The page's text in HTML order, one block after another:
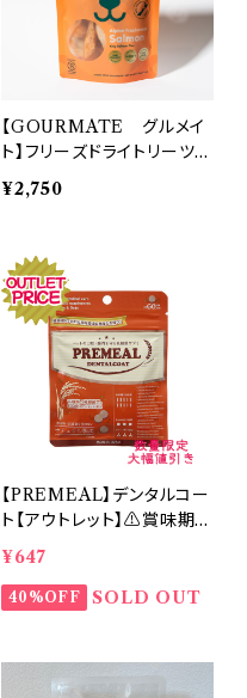
【GOURMATE グルメイ
ト】フリーズドライトリーツ
アルパインサーモン 犬猫
用
¥2,750
【PREMEAL】デンタルコー
ト【アウトレット】⚠️賞味期
限 2025/12/24⚠️
¥647
40%OFF SOLD OUT